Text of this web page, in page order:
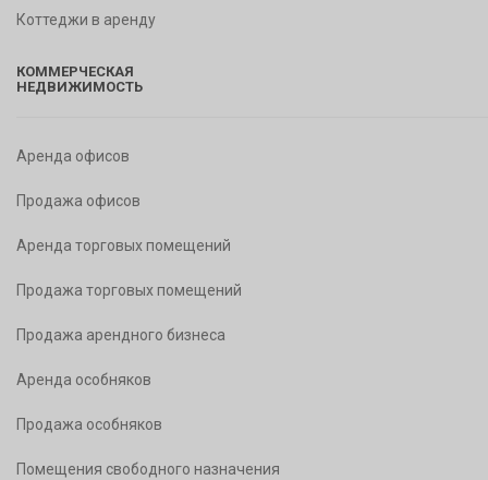
Коттеджи в аренду
КОММЕРЧЕСКАЯ
НЕДВИЖИМОСТЬ
Аренда офисов
Продажа офисов
Аренда торговых помещений
Продажа торговых помещений
Продажа арендного бизнеса
Аренда особняков
Продажа особняков
Помещения свободного назначения